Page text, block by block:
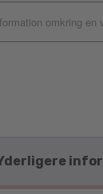
omkring en